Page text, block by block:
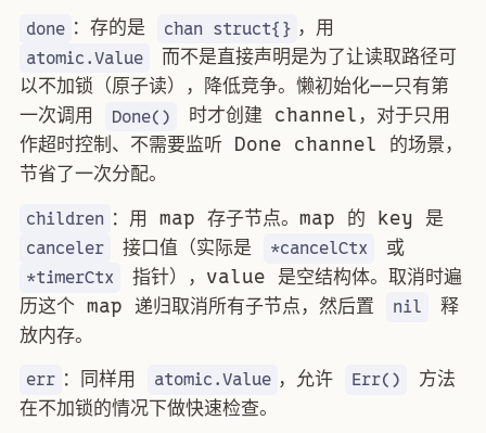
done ：存的是 chan struct{} ，用
atomic.Value
而不是直接声明是为了让读取路径可
以不加锁（原子读），降低竞争。懒初始化——只有第
一次调用
Done()
时才创建 channel，对于只用
作超时控制、不需要监听 Done channel 的场景，
节省了一次分配。
children ：用 map 存子节点。map 的 key 是
canceler 接口值（实际是 *cancelCtx 或
*timerCtx
指针），value 是空结构体。取消时遍
历这个 map 递归取消所有子节点，然后置
nil
释
放内存。
err ：同样用 atomic.Value ，允许 Err()
方法
在不加锁的情况下做快速检查。